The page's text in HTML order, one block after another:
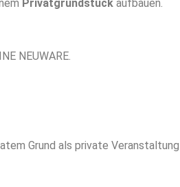
Privatgrundstück aufbauen.
NEUWARE.
Grund als private Veranstaltung